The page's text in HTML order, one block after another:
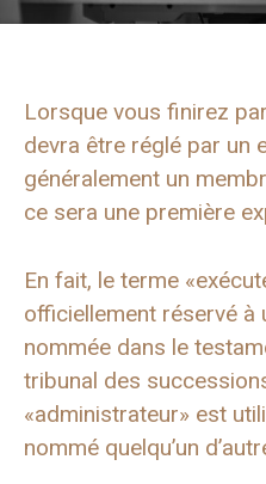
Lorsque vous finirez
devra être réglé par un
généralement un
ce sera une première
En fait, le terme
officiellement réservé à
nommée dans le
tribunal des
«administrateur» est
nommé quelqu’un